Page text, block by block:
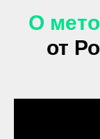
О
от